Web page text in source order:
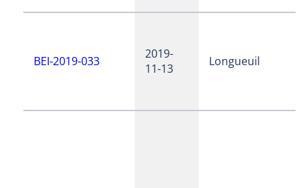
BEI-2019-033
2019-
11-13
Longueuil